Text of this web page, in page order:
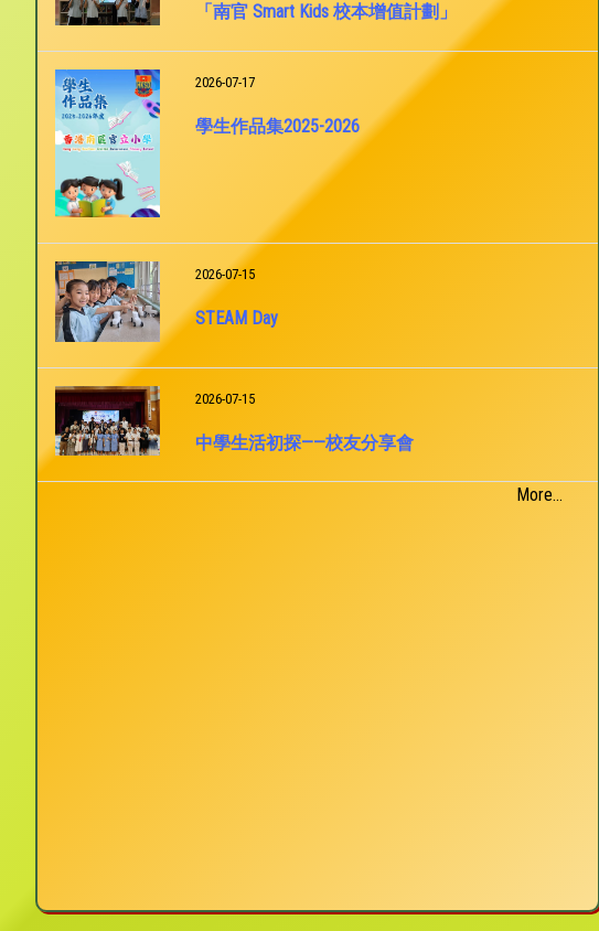
「南官 Smart Kids 校本增值計劃」
2026-07-17
學生作品集2025-2026
2026-07-15
STEAM Day
2026-07-15
中學生活初探——校友分享會
More...